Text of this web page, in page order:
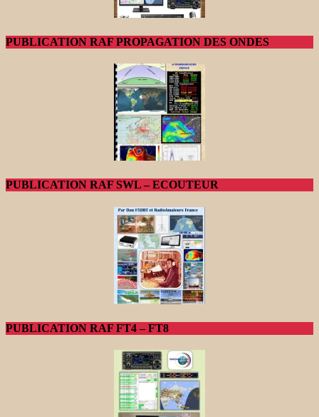
PUBLICATION RAF PROPAGATION DES ONDES
PUBLICATION RAF SWL – ECOUTEUR
PUBLICATION RAF FT4 – FT8